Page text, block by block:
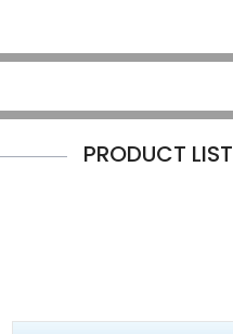
PRODUCT LIST